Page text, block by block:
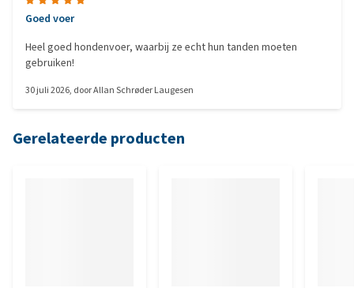
Goed voer
Heel goed hondenvoer, waarbij ze echt hun tanden moeten
gebruiken!
30 juli 2026, doorAllan Schrøder Laugesen
Gerelateerde producten